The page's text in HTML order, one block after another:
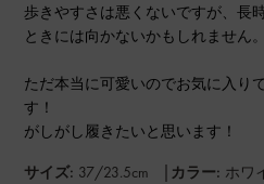
歩きやすさは悪くないですが、長
ときには向かないかもしれません。
ただ本当に可愛いのでお気に入り
す！
がしがし履きたいと思います！
サイズ: 37/23.5cm | カラー: ホワ